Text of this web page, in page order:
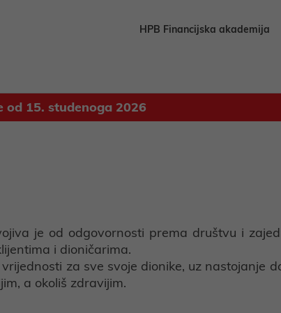
HPB Financijska akademija
od 15. studenoga 2026
ostvarene u 2025. godini
je od odgovornosti prema društvu i
i dioničarima.
za sve svoje dionike, uz nastojanje
a okoliš zdravijim.